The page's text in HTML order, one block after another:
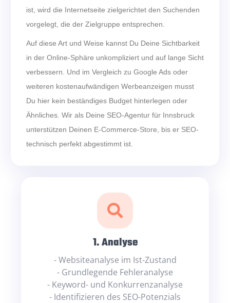
ist, wird die Internetseite zielgerichtet den Suchenden
vorgelegt, die der Zielgruppe entsprechen.
Auf diese Art und Weise kannst Du Deine Sichtbarkeit
in der Online-Sphäre unkompliziert und auf lange Sicht
verbessern. Und im Vergleich zu Google Ads oder
weiteren kostenaufwändigen Werbeanzeigen musst
Du hier kein beständiges Budget hinterlegen oder
Ähnliches. Wir als Deine SEO-Agentur für Innsbruck
unterstützen Deinen E-Commerce-Store, bis er SEO-
technisch perfekt abgestimmt ist.
1. Analyse
- Websiteanalyse im Ist-Zustand
- Grundlegende Fehleranalyse
- Keyword- und Konkurrenzanalyse
- Identifizieren des SEO-Potenzials